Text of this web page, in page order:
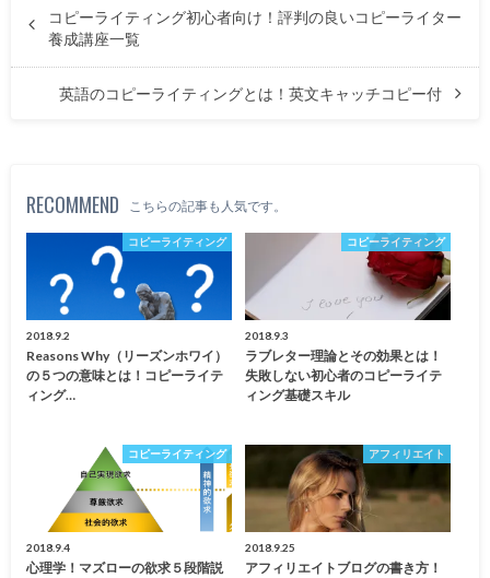
コピーライティング初心者向け！評判の良いコピーライター
養成講座一覧
英語のコピーライティングとは！英文キャッチコピー付
RECOMMEND こちらの記事も人気です。
コピーライティング
2018.9.2
Reasons Why（リーズンホワイ）
の５つの意味とは！コピーライテ
ィング…
コピーライティング
2018.9.3
ラブレター理論とその効果とは！
失敗しない初心者のコピーライテ
ィング基礎スキル
コピーライティング
2018.9.4
心理学！マズローの欲求５段階説
アフィリエイト
2018.9.25
アフィリエイトブログの書き方！